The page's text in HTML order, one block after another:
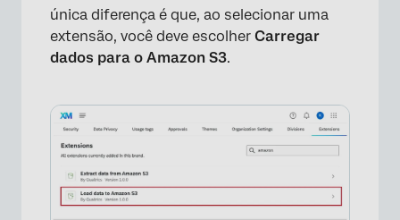
única diferença é que, ao selecionar uma
extensão, você deve escolher Carregar
dados para o Amazon S3.